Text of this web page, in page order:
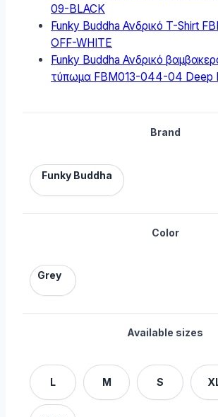
09-BLACK
Funky Buddha Ανδρικό T-Shirt
OFF-WHITE
Funky Buddha Ανδρικό
τύπωμα FBM013-044-04 Deep
Brand
Funky Buddha
Color
Grey
Available sizes
L M S